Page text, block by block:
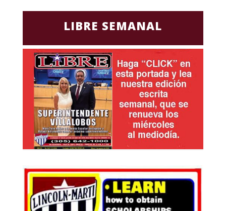
LIBRE SEMANAL